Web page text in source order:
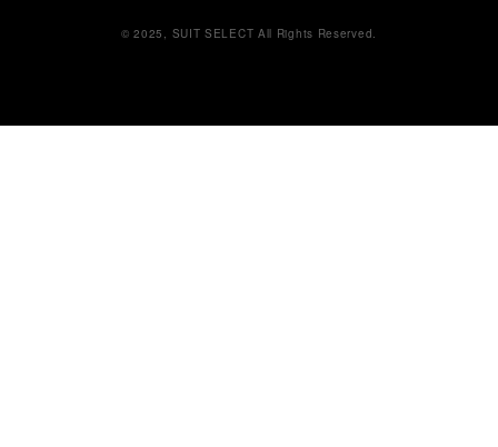
© 2025, SUIT SELECT All Rights Reserved.